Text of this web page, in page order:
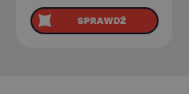
SPRAWDŹ